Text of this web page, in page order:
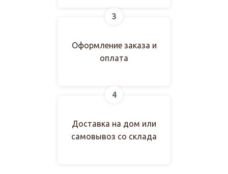
3
Оформление заказа и
оплата
4
Доставка на дом или
самовывоз со склада